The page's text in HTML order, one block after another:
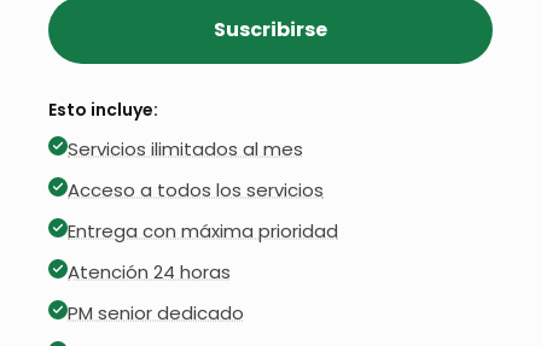
Suscribirse
Esto incluye:
Servicios ilimitados al mes
Acceso a todos los servicios
Entrega con máxima prioridad
Atención 24 horas
PM senior dedicado